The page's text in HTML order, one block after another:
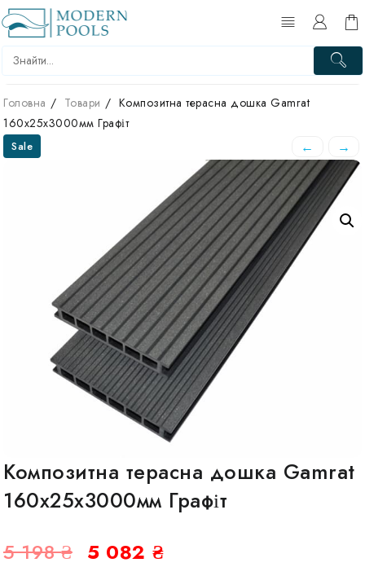
Перейти
до
вмісту
Головна Товари
Композитна терасна дошка Gamrat
160х25х3000мм Графіт
← →
Sale
Композитна терасна дошка Gamrat
160х25х3000мм Графіт
5 198₴ Оригінальна
5 082 ₴Поточна